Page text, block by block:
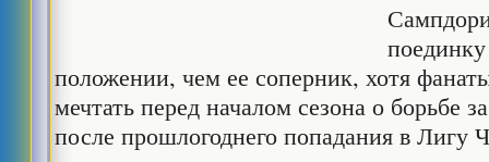
положении, чем ее соперник, хотя
мечтать перед началом сезона о борьбе
после прошлогоднего попадания в Лигу